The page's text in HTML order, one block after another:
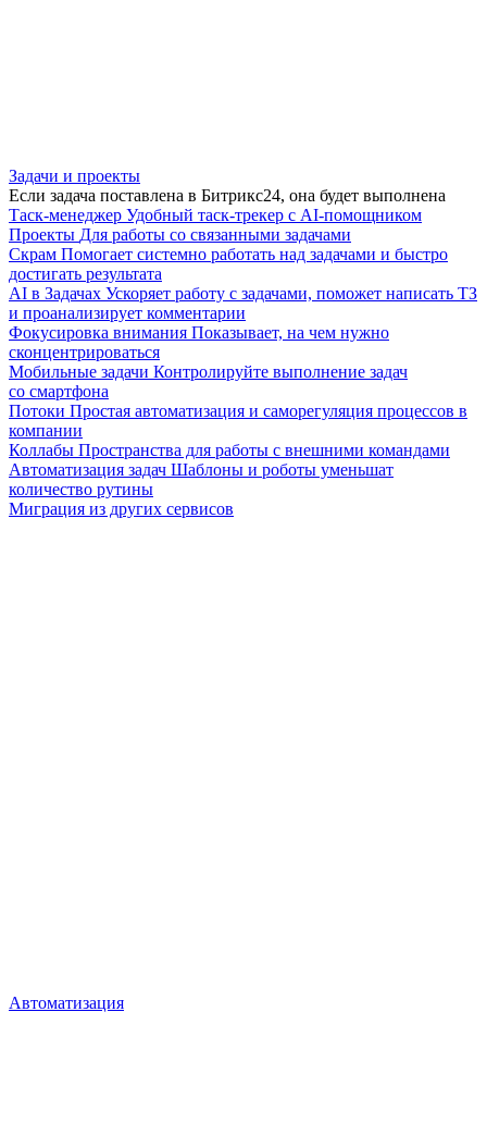
Задачи и проекты
Если задача поставлена в Битрикс24, она будет выполнена
Таск-менеджер Удобный таск-трекер с AI-помощником
Проекты Для работы со связанными задачами
Скрам Помогает системно работать над задачами и быстро
достигать результата
AI в Задачах Ускоряет работу с задачами, поможет написать ТЗ
и проанализирует комментарии
Фокусировка внимания Показывает, на чем нужно
сконцентрироваться
Мобильные задачи Контролируйте выполнение задач
со смартфона
Потоки Простая автоматизация и саморегуляция процессов в
компании
Коллабы Пространства для работы с внешними командами
Автоматизация задач Шаблоны и роботы уменьшат
количество рутины
Миграция из других сервисов
Автоматизация